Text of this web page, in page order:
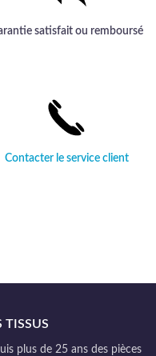
satisfait ou remboursé
Contacter le service client
TISSUS
plus de 25 ans des pièces